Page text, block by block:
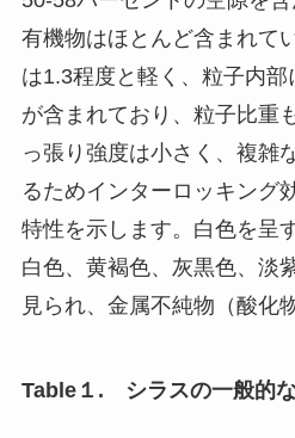
有機物はほとんど含まれて
は1.3程度と軽く、粒子内
が含まれており、粒子比重
っ張り強度は小さく、複雑
るためインターロッキング
特性を示します。白色を呈
白色、黄褐色、灰黒色、淡
見られ、金属不純物（酸化
Table１. シラスの一般的